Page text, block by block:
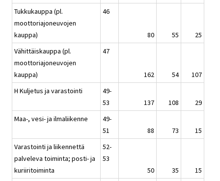
Tukkukauppa (pl.
moottoriajoneuvojen
kauppa)
46
80 55
25
Vähittäiskauppa (pl.
moottoriajoneuvojen
kauppa)
47
162 54
107
H Kuljetus ja varastointi
49-
53
137 108
29
Maa-, vesi- ja ilmaliikenne
49-
51
88 73
15
Varastointi ja liikennettä
palveleva toiminta; posti- ja
kuriiritoiminta
52-
53
50
35
15